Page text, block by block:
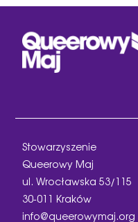
Stowarzyszenie
Queerowy Maj
ul. Wrocławska 53/115
30-011 Kraków
info@queerowymaj.org